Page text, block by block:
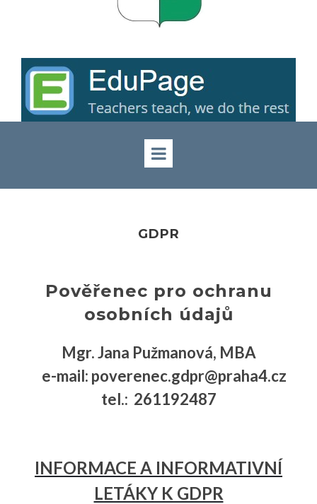
GDPR
Pověřenec pro ochranu
osobních údajů
Mgr. Jana Pužmanová, MBA
e-mail: poverenec.gdpr@praha4.cz
tel.: 261192487
INFORMACE A INFORMATIVNÍ
LETÁKY K GDPR